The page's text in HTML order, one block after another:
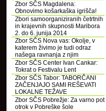
Zbor SČS Magdalena:
Obnovimo košarkaška igrišča!
Zbori samoorganiziranih četrtnih
in krajevnih skupnosti Maribora
2. do 6. junija 2014
Zbor SČS Nova vas: Okolje, v
katerem živimo je tudi odraz
našega ravnanja z njim
Zbor SČS Center Ivan Cankar:
Tokrat o Festivalu Lent
Zbor SČS Tabor: TABORČANI
ZAČENJAJO SAMI REŠEVATI
LOKALNE TEŽAVE
Zbor SČS Pobrežje: Za varno pot
otrok v Pobreške šole